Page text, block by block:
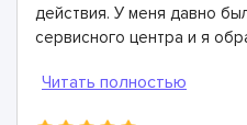
действия. У меня давно
сервисного центра и я
Конечно же рекомендую